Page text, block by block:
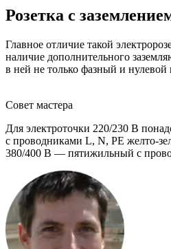
Розетка с
Главное отличие такой
наличие дополнительного
в ней не только фазный и нулевой
Совет мастера
Для электроточки 220/230 В
с проводниками L, N, PE желто-
380/400 В ― пятижильный с